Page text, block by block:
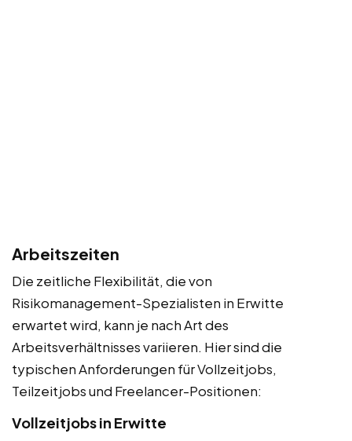
Arbeitszeiten
Die zeitliche Flexibilität, die von
Risikomanagement-Spezialisten in Erwitte
erwartet wird, kann je nach Art des
Arbeitsverhältnisses variieren. Hier sind die
typischen Anforderungen für Vollzeitjobs,
Teilzeitjobs und Freelancer-Positionen:
Vollzeitjobs in Erwitte